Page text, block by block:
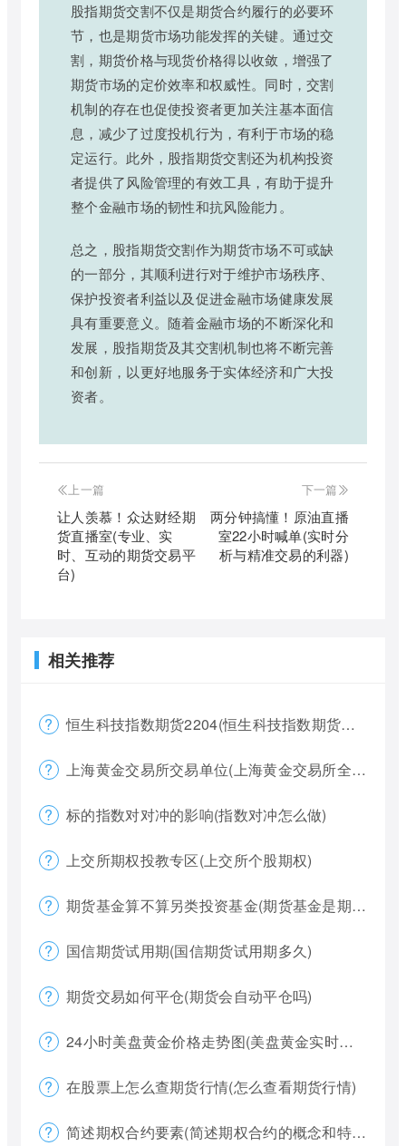
股指期货交割不仅是期货合约履行的必要环
节，也是期货市场功能发挥的关键。通过交
割，期货价格与现货价格得以收敛，增强了
期货市场的定价效率和权威性。同时，交割
机制的存在也促使投资者更加关注基本面信
息，减少了过度投机行为，有利于市场的稳
定运行。此外，股指期货交割还为机构投资
者提供了风险管理的有效工具，有助于提升
整个金融市场的韧性和抗风险能力。
总之，股指期货交割作为期货市场不可或缺
的一部分，其顺利进行对于维护市场秩序、
保护投资者利益以及促进金融市场健康发展
具有重要意义。随着金融市场的不断深化和
发展，股指期货及其交割机制也将不断完善
和创新，以更好地服务于实体经济和广大投
资者。
上一篇
让人羡慕！众达财经期
货直播室(专业、实
时、互动的期货交易平
台)
下一篇
两分钟搞懂！原油直播
室22小时喊单(实时分
析与精准交易的利器)
相关推荐
恒生科技指数期货2204(恒生科技指数期货夜盘)
上海黄金交易所交易单位(上海黄金交易所全称)
标的指数对对冲的影响(指数对冲怎么做)
上交所期权投教专区(上交所个股期权)
期货基金算不算另类投资基金(期货基金是期货还是基金)
国信期货试用期(国信期货试用期多久)
期货交易如何平仓(期货会自动平仓吗)
24小时美盘黄金价格走势图(美盘黄金实时行情怎么看)
在股票上怎么查期货行情(怎么查看期货行情)
简述期权合约要素(简述期权合约的概念和特点)